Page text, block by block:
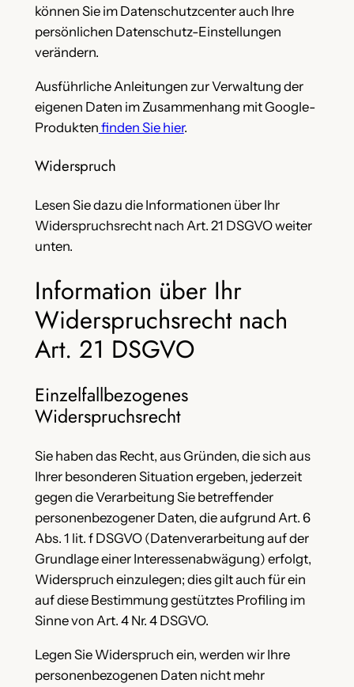
können Sie im Datenschutzcenter auch Ihre
persönlichen Datenschutz-Einstellungen
verändern.
Ausführliche Anleitungen zur Verwaltung der
eigenen Daten im Zusammenhang mit Google-
Produkten finden Sie hier.
Widerspruch
Lesen Sie dazu die Informationen über Ihr
Widerspruchsrecht nach Art. 21 DSGVO weiter
unten.
Information über Ihr
Widerspruchsrecht nach
Art. 21 DSGVO
Einzelfallbezogenes
Widerspruchsrecht
Sie haben das Recht, aus Gründen, die sich aus
Ihrer besonderen Situation ergeben, jederzeit
gegen die Verarbeitung Sie betreffender
personenbezogener Daten, die aufgrund Art. 6
Abs. 1 lit. f DSGVO (Datenverarbeitung auf der
Grundlage einer Interessenabwägung) erfolgt,
Widerspruch einzulegen; dies gilt auch für ein
auf diese Bestimmung gestütztes Profiling im
Sinne von Art. 4 Nr. 4 DSGVO.
Legen Sie Widerspruch ein, werden wir Ihre
personenbezogenen Daten nicht mehr